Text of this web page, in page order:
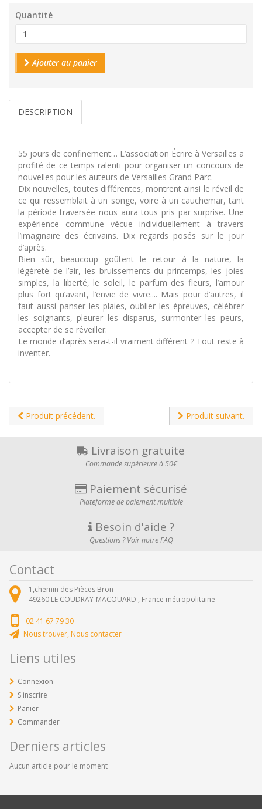
Quantité
Ajouter au panier
DESCRIPTION
55 jours de confinement… L’association Écrire à Versailles a
profité de ce temps ralenti pour organiser un concours de
nouvelles pour les auteurs de Versailles Grand Parc.
Dix nouvelles, toutes différentes, montrent ainsi le réveil de
ce qui ressemblait à un songe, voire à un cauchemar, tant
la période traversée nous aura tous pris par surprise. Une
expérience commune vécue individuellement à travers
l’imaginaire des écrivains. Dix regards posés sur le jour
d’après.
Bien sûr, beaucoup goûtent le retour à la nature, la
légèreté de l’air, les bruissements du printemps, les joies
simples, la liberté, le soleil, le parfum des fleurs, l’amour
plus fort qu’avant, l’envie de vivre.... Mais pour d’autres, il
faut aussi panser les plaies, oublier les épreuves, célébrer
les soignants, pleurer les disparus, surmonter les peurs,
accepter de se réveiller.
Le monde d’après sera-t-il vraiment différent ? Tout reste à
inventer.
Produit précédent. Produit suivant.
Livraison gratuite
Commande supérieure à 50€
Paiement sécurisé
Plateforme de paiement multiple
Besoin d'aide ?
Questions ? Voir notre FAQ
Contact
1,chemin des Pièces Bron
49260 LE COUDRAY-MACOUARD , France métropolitaine
02 41 67 79 30
Nous trouver, Nous contacter
Liens utiles
Connexion
S'inscrire
Panier
Commander
Derniers articles
Aucun article pour le moment